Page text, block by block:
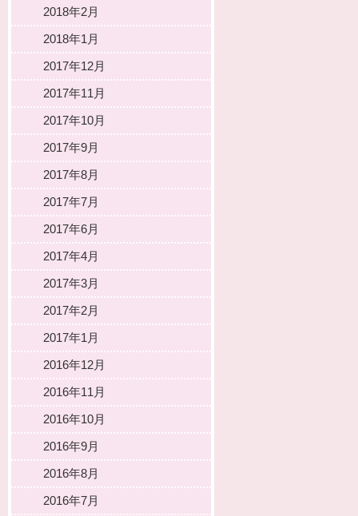
2018年2月
2018年1月
2017年12月
2017年11月
2017年10月
2017年9月
2017年8月
2017年7月
2017年6月
2017年4月
2017年3月
2017年2月
2017年1月
2016年12月
2016年11月
2016年10月
2016年9月
2016年8月
2016年7月